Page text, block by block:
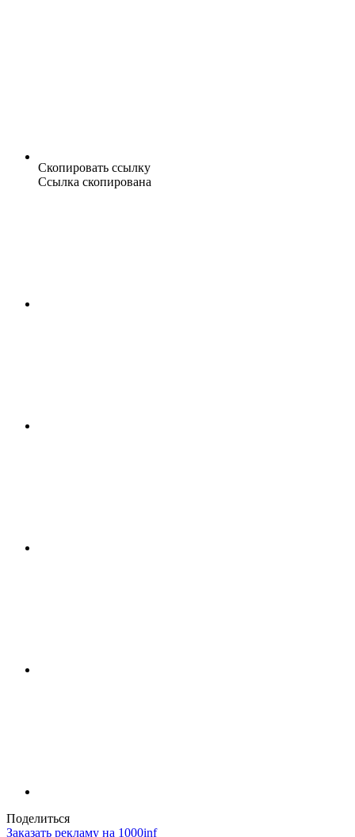
Скопировать ссылку
Ссылка скопирована
Поделиться
Заказать рекламу на 1000inf